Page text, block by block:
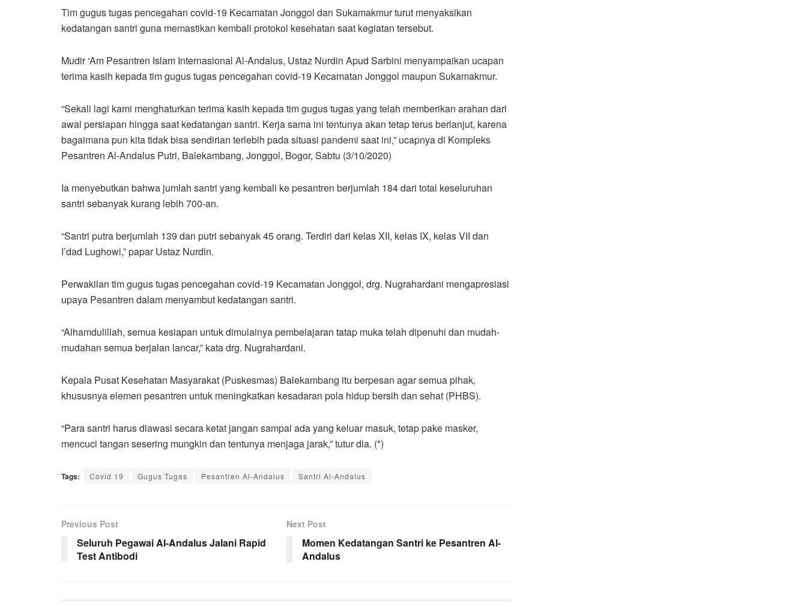
Tim gugus tugas pencegahan covid-19 Kecamatan Jonggol dan Sukamakmur turut menyaksikan
kedatangan santri guna memastikan kembali protokol kesehatan saat kegiatan tersebut.
Mudir ‘Am Pesantren Islam Internasional Al-Andalus, Ustaz Nurdin Apud Sarbini menyampaikan ucapan
terima kasih kepada tim gugus tugas pencegahan covid-19 Kecamatan Jonggol maupun Sukamakmur.
“Sekali lagi kami menghaturkan terima kasih kepada tim gugus tugas yang telah memberikan arahan dari
awal persiapan hingga saat kedatangan santri. Kerja sama ini tentunya akan tetap terus berlanjut, karena
bagaimana pun kita tidak bisa sendirian terlebih pada situasi pandemi saat ini,” ucapnya di Kompleks
Pesantren Al-Andalus Putri, Balekambang, Jonggol, Bogor, Sabtu (3/10/2020)
Ia menyebutkan bahwa jumlah santri yang kembali ke pesantren berjumlah 184 dari total keseluruhan
santri sebanyak kurang lebih 700-an.
“Santri putra berjumlah 139 dan putri sebanyak 45 orang. Terdiri dari kelas XII, kelas IX, kelas VII dan
I’dad Lughowi,” papar Ustaz Nurdin.
Perwakilan tim gugus tugas pencegahan covid-19 Kecamatan Jonggol, drg. Nugrahardani mengapresiasi
upaya Pesantren dalam menyambut kedatangan santri.
“Alhamdulillah, semua kesiapan untuk dimulainya pembelajaran tatap muka telah dipenuhi dan mudah-
mudahan semua berjalan lancar,” kata drg. Nugrahardani.
Kepala Pusat Kesehatan Masyarakat (Puskesmas) Balekambang itu berpesan agar semua pihak,
khususnya elemen pesantren untuk meningkatkan kesadaran pola hidup bersih dan sehat (PHBS).
“Para santri harus diawasi secara ketat jangan sampai ada yang keluar masuk, tetap pake masker,
mencuci tangan sesering mungkin dan tentunya menjaga jarak,” tutur dia. (*)
Tags: Covid 19 Gugus Tugas Pesantren Al-Andalus Santri Al-Andalus
Previous Post
Seluruh Pegawai Al-Andalus Jalani Rapid
Test Antibodi
Next Post
Momen Kedatangan Santri ke Pesantren Al-
Andalus